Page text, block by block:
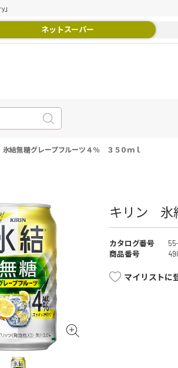
ネットスーパー
結無糖グレープフルーツ４％ ３５０ｍｌ
キリン 氷
カタログ番号
商品番号
マイリストに